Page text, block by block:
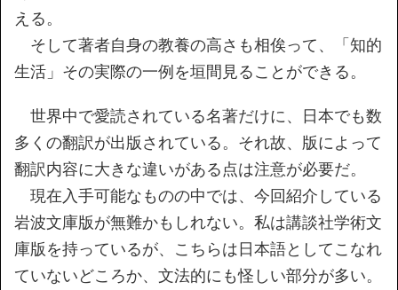
える。
そして著者自身の教養の高さも相俟って、「知的
生活」その実際の一例を垣間見ることができる。
世界中で愛読されている名著だけに、日本でも数
多くの翻訳が出版されている。それ故、版によって
翻訳内容に大きな違いがある点は注意が必要だ。
現在入手可能なものの中では、今回紹介している
岩波文庫版が無難かもしれない。私は講談社学術文
庫版を持っているが、こちらは日本語としてこなれ
ていないどころか、文法的にも怪しい部分が多い。